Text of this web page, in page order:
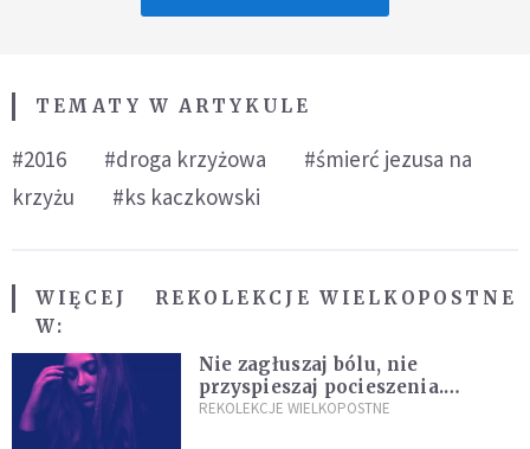
TEMATY W ARTYKULE
#2016 #droga krzyżowa
#śmierć jezusa na
krzyżu
#ks kaczkowski
WIĘCEJ
W:
REKOLEKCJE WIELKOPOSTNE
Nie zagłuszaj bólu, nie
przyspieszaj pocieszenia.
Przyjmij ciszę zamiast rzucać się
REKOLEKCJE WIELKOPOSTNE